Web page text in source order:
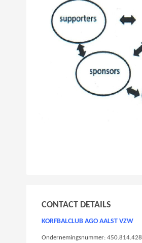
CONTACT DETAILS
KORFBALCLUB AGO AALST VZW
Ondernemingsnummer: 450.814.428